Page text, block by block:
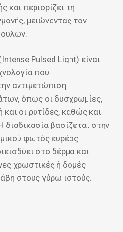
και περιορίζει τη
μειώνοντας τον
ουλών.
Pulsed Light) είναι
που
αντιμετώπιση
όπως οι δυσχρωμίες,
και οι ρυτίδες, καθώς και
διαδικασία βασίζεται στην
φωτός ευρέος
στο δέρμα και
χρωστικές ή δομές
στους γύρω ιστούς.